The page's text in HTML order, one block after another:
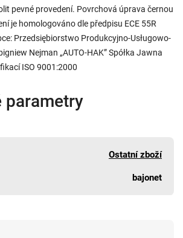
pevné provedení. Povrchová úprava černou
je homologováno dle předpisu ECE 55R
Przedsiębiorstwo Produkcyjno-Usługowo-
Nejman „AUTO-HAK” Spółka Jawna
ISO 9001:2000
parametry
Ostatní zboží
bajonet